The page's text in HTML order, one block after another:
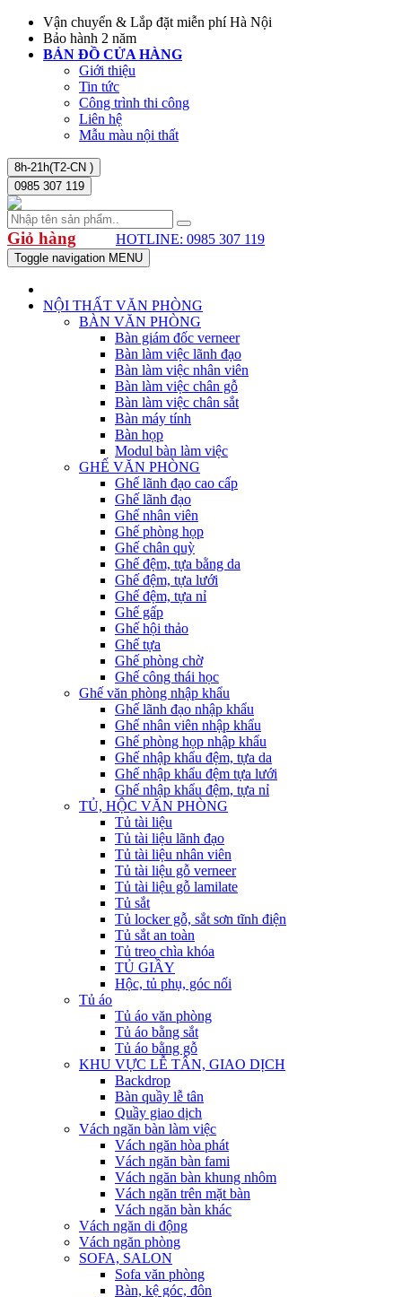
Vận chuyển & Lắp đặt miễn phí Hà Nội
Bảo hành 2 năm
BẢN ĐỒ CỬA HÀNG
Giới thiệu
Tin tức
Công trình thi công
Liên hệ
Mẫu màu nội thất
8h-21h(T2-CN )
0985 307 119
Giỏ hàng HOTLINE: 0985 307 119
Toggle navigation MENU
NỘI THẤT VĂN PHÒNG
BÀN VĂN PHÒNG
Bàn giám đốc verneer
Bàn làm việc lãnh đạo
Bàn làm việc nhân viên
Bàn làm việc chân gỗ
Bàn làm việc chân sắt
Bàn máy tính
Bàn họp
Modul bàn làm việc
GHẾ VĂN PHÒNG
Ghế lãnh đạo cao cấp
Ghế lãnh đạo
Ghế nhân viên
Ghế phòng họp
Ghế chân quỳ
Ghế đệm, tựa bằng da
Ghế đệm, tựa lưới
Ghế đệm, tựa nỉ
Ghế gấp
Ghế hội thảo
Ghế tựa
Ghế phòng chờ
Ghế công thái học
Ghế văn phòng nhập khẩu
Ghế lãnh đạo nhập khẩu
Ghế nhân viên nhập khẩu
Ghế phòng họp nhập khẩu
Ghế nhập khẩu đệm, tựa da
Ghế nhập khẩu đệm tựa lưới
Ghế nhập khẩu đệm, tựa nỉ
TỦ, HỘC VĂN PHÒNG
Tủ tài liệu
Tủ tài liệu lãnh đạo
Tủ tài liệu nhân viên
Tủ tài liệu gỗ verneer
Tủ tài liệu gỗ lamilate
Tủ sắt
Tủ locker gỗ, sắt sơn tĩnh điện
Tủ sắt an toàn
Tủ treo chìa khóa
TỦ GIẦY
Hộc, tủ phụ, góc nối
Tủ áo
Tủ áo văn phòng
Tủ áo bằng sắt
Tủ áo bằng gỗ
KHU VỰC LỄ TÂN, GIAO DỊCH
Backdrop
Bàn quầy lễ tân
Quầy giao dịch
Vách ngăn bàn làm việc
Vách ngăn hòa phát
Vách ngăn bàn fami
Vách ngăn bàn khung nhôm
Vách ngăn trên mặt bàn
Vách ngăn bàn khác
Vách ngăn di động
Vách ngăn phòng
SOFA, SALON
Sofa văn phòng
Bàn, kệ góc, đôn